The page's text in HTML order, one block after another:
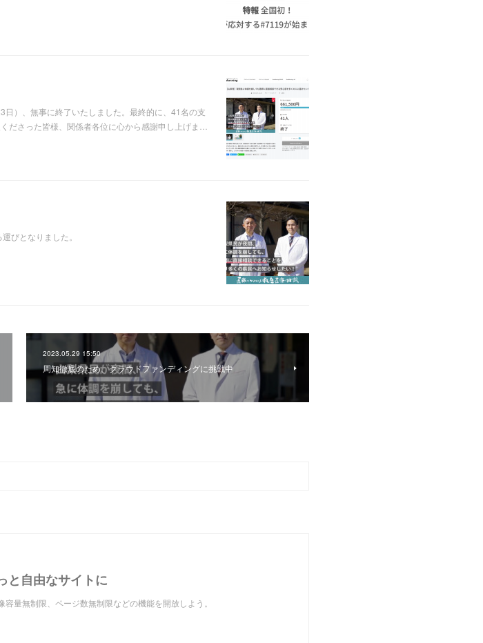
）、無事に終了いたしました。最終的に、41名の支
ださった皆様、関係者各位に心から感謝申し上げま…
びとなりました。
2023.05.29 15:50
周知徹底のため、クラウドファンディングに挑戦中
と自由なサイトに
量無制限、ページ数無制限などの機能を開放しよう。